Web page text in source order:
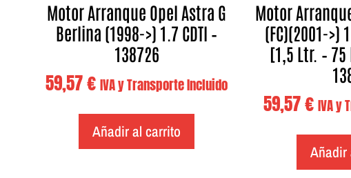
Motor Arranque Opel Astra G
Berlina (1998->) 1.7 CDTI –
138726
59,57€ IVA y Transporte Incluido
Añadir al carrito
Motor
(FC)(2001->)
[1,5 Ltr. – 75
59,57€ IVA y
Añadir